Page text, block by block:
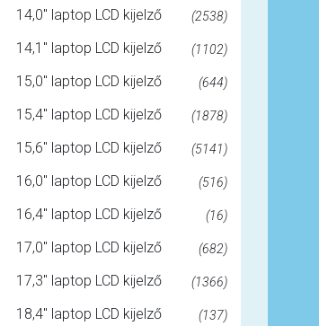
14,0" laptop LCD kijelző (2538)
14,1" laptop LCD kijelző (1102)
15,0" laptop LCD kijelző (644)
15,4" laptop LCD kijelző (1878)
15,6" laptop LCD kijelző (5141)
16,0" laptop LCD kijelző (516)
16,4" laptop LCD kijelző (16)
17,0" laptop LCD kijelző (682)
17,3" laptop LCD kijelző (1366)
18,4" laptop LCD kijelző (137)